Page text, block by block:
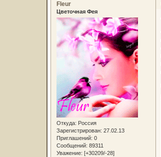
Fleur
Цветочная Фея
Откуда: Россия
Зарегистрирован: 27.02.13
Приглашений: 0
Сообщений: 89311
Уважение: [+30209/-28]